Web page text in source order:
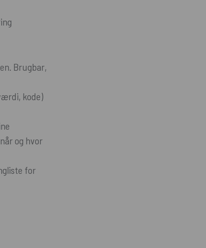
Brugbar,
kode)
og hvor
for